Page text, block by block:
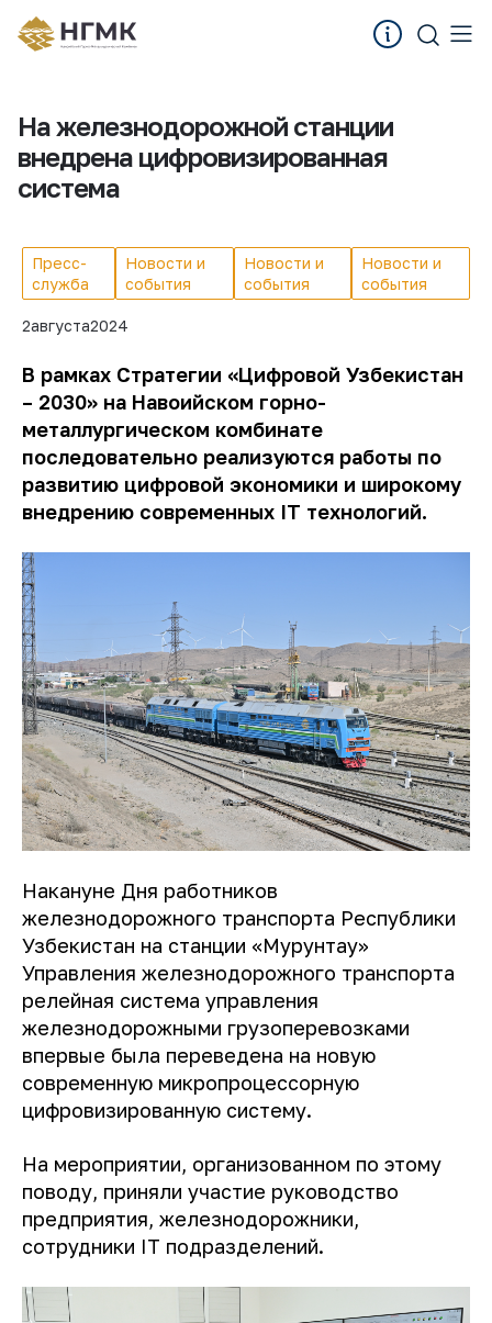
На железнодорожной станции
внедрена цифровизированная
система
Пресс-
служба
Новости и
события
Новости и
события
Новости и
события
2августа2024
В рамках Стратегии «Цифровой Узбекистан
– 2030» на Навоийском горно-
металлургическом комбинате
последовательно реализуются работы по
развитию цифровой экономики и широкому
внедрению современных IT технологий.
Накануне Дня работников
железнодорожного транспорта Республики
Узбекистан на станции «Мурунтау»
Управления железнодорожного транспорта
релейная система управления
железнодорожными грузоперевозками
впервые была переведена на новую
современную микропроцессорную
цифровизированную систему.
На мероприятии, организованном по этому
поводу, приняли участие руководство
предприятия, железнодорожники,
сотрудники IT подразделений.